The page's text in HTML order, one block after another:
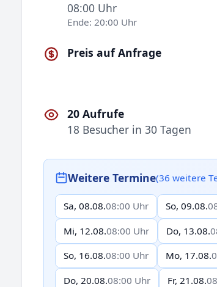
08:00 Uhr
Ende: 20:00 Uhr
Preis auf Anfrage
20 Aufrufe
18 Besucher in 30 Tagen
Weitere Termine(36 weitere
Sa, 08.08.08:00 Uhr So, 09.08.
Mi, 12.08.08:00 Uhr Do, 13.08.
So, 16.08.08:00 Uhr Mo, 17.08.
Do, 20.08.08:00 Uhr Fr, 21.08.